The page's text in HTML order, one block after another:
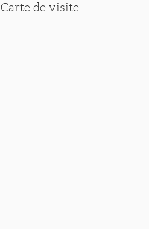
Carte de visite